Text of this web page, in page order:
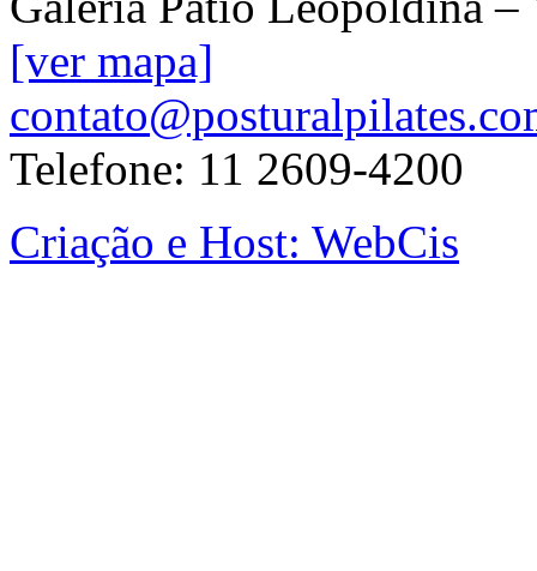
[ver mapa]
Telefone: 11 2609-4200
Criação e Host: WebCis